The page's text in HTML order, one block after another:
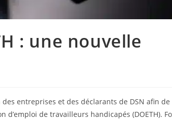
: une nouvelle
entreprises et des déclarants de DSN afin de
de travailleurs handicapés (DOETH).